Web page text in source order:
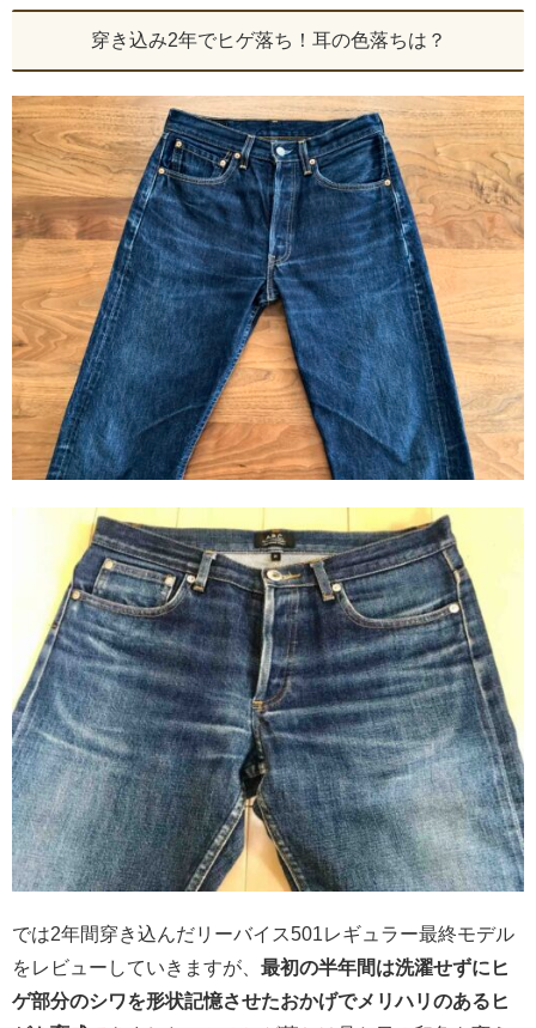
穿き込み2年でヒゲ落ち！耳の色落ちは？
では2年間穿き込んだリーバイス501レギュラー最終モデル
をレビューしていきますが、 最初の半年間は洗濯せずにヒ
ゲ部分のシワを形状記憶させたおかげでメリハリのあるヒ